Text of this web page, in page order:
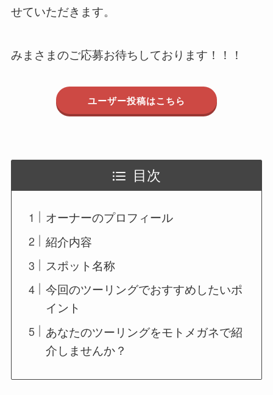
せていただきます。
みまさまのご応募お待ちしております！！！
ユーザー投稿はこちら
目次
オーナーのプロフィール
紹介内容
スポット名称
今回のツーリングでおすすめしたいポ
イント
あなたのツーリングをモトメガネで紹
介しませんか？